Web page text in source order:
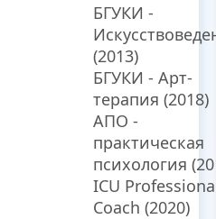
БГУКИ -
(2013)
БГУКИ - Арт-
терапия (2018)
АПО -
практическая
психология
ICU
Coach (2020)